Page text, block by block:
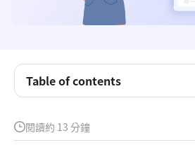
閱讀約 13 分鐘
Table of contents
為什麼企業需要商業計畫？
商業計劃範本的種類
使用商業計畫範本的好處
使用商業計畫範本的常見陷阱